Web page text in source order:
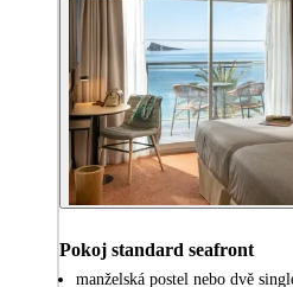
Pokoj standard seafront
manželská postel nebo dvě